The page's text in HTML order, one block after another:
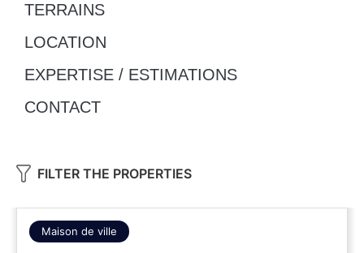
TERRAINS
LOCATION
EXPERTISE / ESTIMATIONS
CONTACT
FILTER THE PROPERTIES
Maison de ville